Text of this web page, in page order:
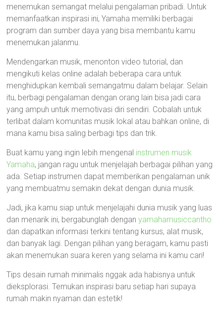
menemukan semangat melalui pengalaman pribadi. Untuk
memanfaatkan inspirasi ini, Yamaha memiliki berbagai
program dan sumber daya yang bisa membantu kamu
menemukan jalanmu.
Mendengarkan musik, menonton video tutorial, dan
mengikuti kelas online adalah beberapa cara untuk
menghidupkan kembali semangatmu dalam belajar. Selain
itu, berbagi pengalaman dengan orang lain bisa jadi cara
yang ampuh untuk memotivasi diri sendiri. Cobalah untuk
terlibat dalam komunitas musik lokal atau bahkan online, di
mana kamu bisa saling berbagi tips dan trik.
Buat kamu yang ingin lebih mengenal instrumen musik
Yamaha, jangan ragu untuk menjelajah berbagai pilihan yang
ada. Setiap instrumen dapat memberikan pengalaman unik
yang membuatmu semakin dekat dengan dunia musik.
Jadi, jika kamu siap untuk menjelajahi dunia musik yang luas
dan menarik ini, bergabunglah denganyamahamusiccantho
dan dapatkan informasi terkini tentang kursus, alat musik,
dan banyak lagi. Dengan pilihan yang beragam, kamu pasti
akan menemukan suara keren yang selama ini kamu cari!
Tips desain rumah minimalis nggak ada habisnya untuk
dieksplorasi. Temukan inspirasi baru setiap hari supaya
rumah makin nyaman dan estetik!